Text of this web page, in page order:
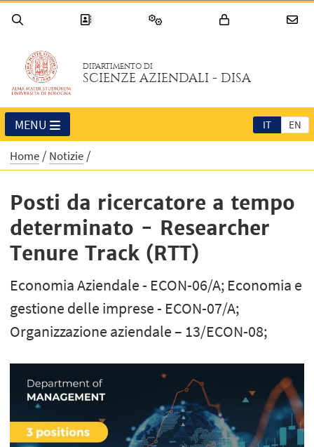
DIPARTIMENTO DI
SCIENZE AZIENDALI - DISA
IT EN
MENU
Home Notizie
Posti da ricercatore a tempo
determinato - Researcher
Tenure Track (RTT)
Economia Aziendale - ECON-06/A; Economia e
gestione delle imprese - ECON-07/A;
Organizzazione aziendale – 13/ECON-08;